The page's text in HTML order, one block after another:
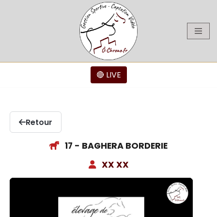
🔴 LIVE
Retour
17 - BAGHERA BORDERIE
XX XX